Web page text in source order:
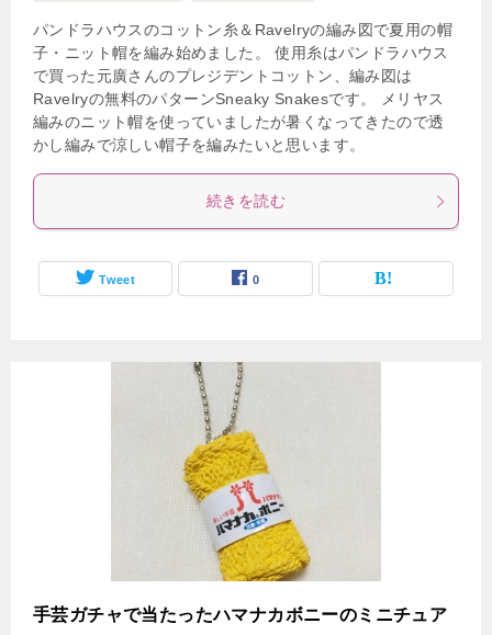
パンドラハウスのコットン糸＆Ravelryの編み図で夏用の帽
子・ニット帽を編み始めました。 使用糸はパンドラハウス
で買った元廣さんのプレジデントコットン、編み図は
Ravelryの無料のパターンSneaky Snakesです。 メリヤス
編みのニット帽を使っていましたが暑くなってきたので透
かし編みで涼しい帽子を編みたいと思います。
続きを読む
Tweet 0
手芸ガチャで当たったハマナカボニーのミニチュア